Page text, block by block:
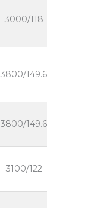
3000/118
3800/149.6
3800/149.6
3100/122